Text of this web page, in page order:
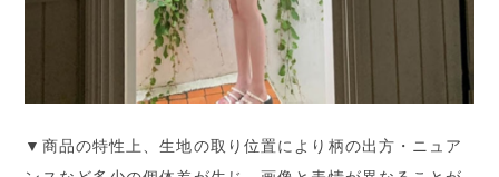
▼商品の特性上、生地の取り位置により柄の出方・ニュア